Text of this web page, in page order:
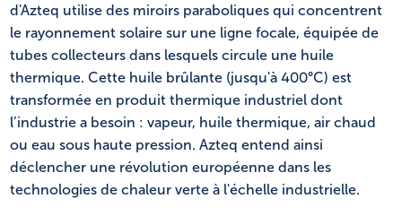
d'Azteq utilise des miroirs paraboliques qui concentrent
le rayonnement solaire sur une ligne focale, équipée de
tubes collecteurs dans lesquels circule une huile
thermique. Cette huile brûlante (jusqu'à 400°C) est
transformée en produit thermique industriel dont
l’industrie a besoin : vapeur, huile thermique, air chaud
ou eau sous haute pression. Azteq entend ainsi
déclencher une révolution européenne dans les
technologies de chaleur verte à l'échelle industrielle.